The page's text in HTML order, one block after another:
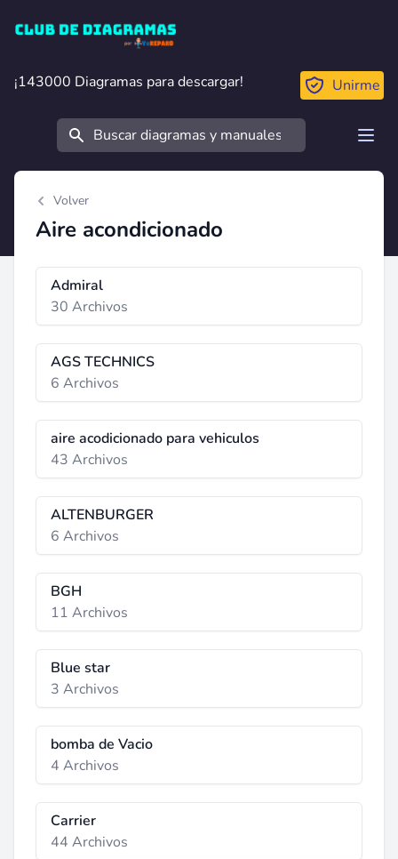
Club de Diagramas
¡143000 Diagramas para descargar!
¡143000 Diagramas para descargar! Unirme
Buscar
Volver
Aire acondicionado
Admiral
30 Archivos
AGS TECHNICS
6 Archivos
aire acodicionado para vehiculos
43 Archivos
ALTENBURGER
6 Archivos
BGH
11 Archivos
Blue star
3 Archivos
bomba de Vacio
4 Archivos
Carrier
44 Archivos